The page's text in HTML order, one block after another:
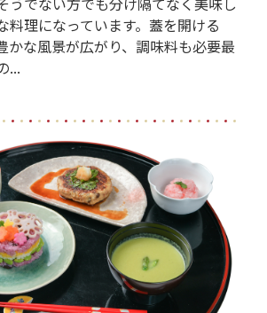
料理になっています。蓋を開ける
かな風景が広がり、調味料も必要最
...